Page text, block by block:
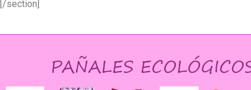
[/section]
PAÑALES